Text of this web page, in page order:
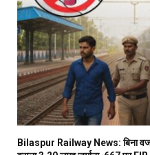
Bilaspur Railway News: बिना